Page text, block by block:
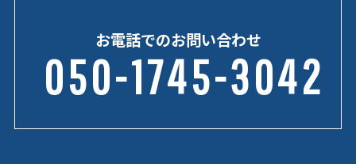
お電話でのお問い合わせ
050-1745-3042